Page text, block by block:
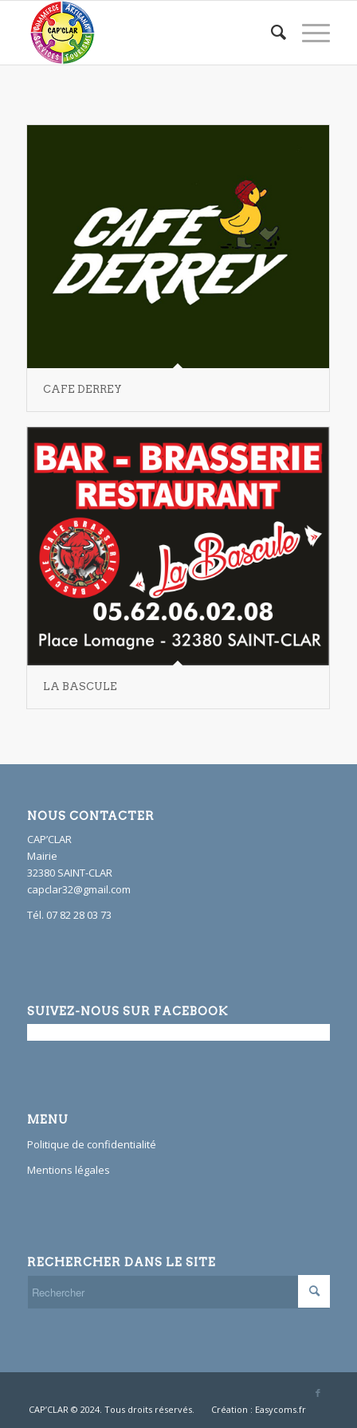
CAFE DERREY
LA BASCULE
NOUS CONTACTER
CAP’CLAR
Mairie
32380 SAINT-CLAR
capclar32@gmail.com
Tél. 07 82 28 03 73
SUIVEZ-NOUS SUR FACEBOOK
MENU
Politique de confidentialité
Mentions légales
RECHERCHER DANS LE SITE
CAP’CLAR © 2024. Tous droits réservés. Création : Easycoms.fr